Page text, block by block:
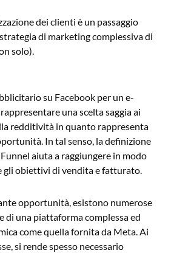
dei clienti è un passaggio
di marketing complessiva di
solo).
su Facebook per un e-
una scelta saggia ai
redditività in quanto rappresenta
In tal senso, la definizione
aiuta a raggiungere in modo
gli obiettivi di vendita e fatturato.
opportunità, esistono numerose
di una piattaforma complessa ed
come quella fornita da Meta. Ai
si rende spesso necessario